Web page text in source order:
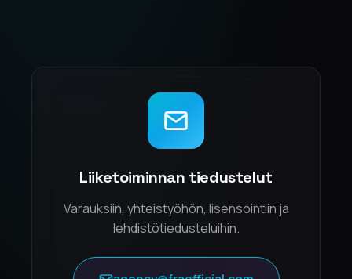
Liiketoiminnan tiedustelut
Varauksiin, yhteistyöhön, lisensointiin ja
lehdistötiedusteluihin.